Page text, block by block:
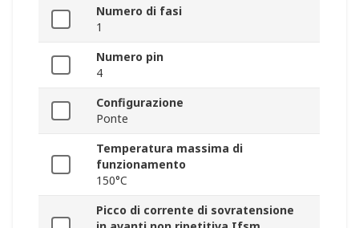
Numero di fasi
1
Numero pin
4
Configurazione
Ponte
Temperatura massima di
funzionamento
150°C
Picco di corrente di sovratensione